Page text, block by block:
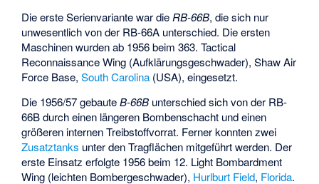
Die erste Serienvariante war die RB-66B, die sich nur
unwesentlich von der RB-66A unterschied. Die ersten
Maschinen wurden ab 1956 beim 363. Tactical
Reconnaissance Wing (Aufklärungsgeschwader),Shaw Air
Force Base,South Carolina (USA), eingesetzt.
Die 1956/57 gebauteB-66B unterschied sich von der RB-
66B durch einen längeren Bombenschacht und einen
größeren internen Treibstoffvorrat. Ferner konnten zwei
Zusatztanks unter den Tragflächen mitgeführt werden. Der
erste Einsatz erfolgte 1956 beim 12. Light Bombardment
Wing (leichten Bombergeschwader), Hurlburt Field, Florida.